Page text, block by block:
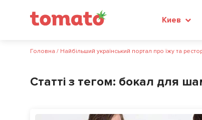
Киев
Головна / Найбільший український портал про їжу та
Статті з тегом: бокал для